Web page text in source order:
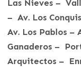
Las Nieves –
– Av. Los
Av. Los Pablos –
Ganaderos –
Arquitectos –